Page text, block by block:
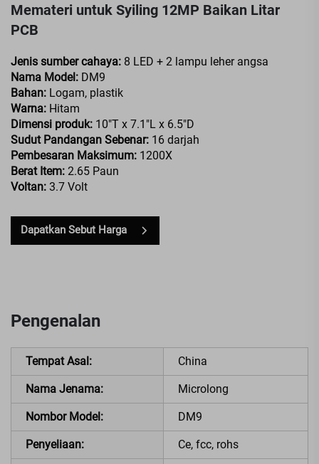
Memateri untuk Syiling 12MP Baikan Litar
PCB
Jenis sumber cahaya: 8 LED + 2 lampu leher angsa
Nama Model: DM9
Bahan: Logam, plastik
Warna: Hitam
Dimensi produk: 10"T x 7.1"L x 6.5"D
Sudut Pandangan Sebenar: 16 darjah
Pembesaran Maksimum: 1200X
Berat Item: 2.65 Paun
Voltan: 3.7 Volt
Dapatkan Sebut Harga
Pengenalan
Tempat Asal: China
Nama Jenama: Microlong
Nombor Model: DM9
Penyeliaan: Ce, fcc, rohs